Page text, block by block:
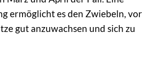
ermöglicht es den Zwiebeln, vor
gut anzuwachsen und sich zu